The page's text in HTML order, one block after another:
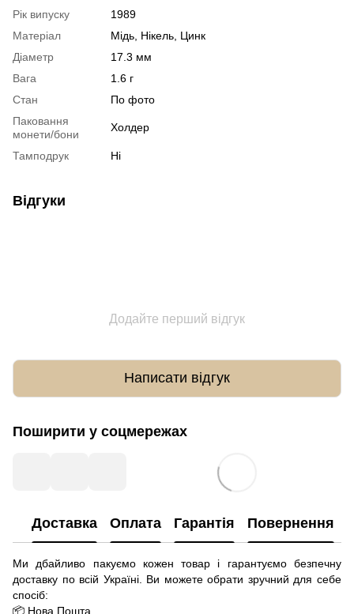
Рік випуску
1989
Матеріал
Мідь, Нікель, Цинк
Діаметр
17.3 мм
Вага
1.6 г
Стан
По фото
Паковання
монети/бони
Холдер
Тамподрук Ні
Відгуки
Додайте перший відгук
Написати відгук
Поширити у соцмережах
Доставка Оплата Гарантія Повернення
Ми дбайливо пакуємо кожен товар і гарантуємо безпечну
доставку по всій Україні. Ви можете обрати зручний для себе
спосіб:
📦 Нова Пошта